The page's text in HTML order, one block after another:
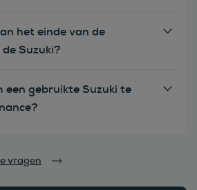
het einde van de
Suzuki?
een gebruikte Suzuki te
vragen